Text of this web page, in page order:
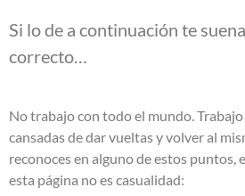
Si lo de a continuación te
correcto…
No trabajo con todo el mundo.
cansadas de dar vueltas y volver al
reconoces en alguno de estos puntos,
esta página no es casualidad: